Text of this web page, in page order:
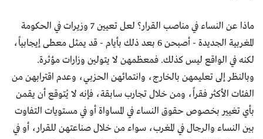
ماذا عن النساء في مناصب القرار؟ لعل تعيين 7 وزيرات في الحكومة
المغربية الجديدة - أصبحن 6 بعد ذلك بأيام - قد يمثل معطى إيجابياً،
لكنه في الواقع ليس كذلك. فمعظمهن لا يتولين وزارات مؤثرة.
وبالنظر إلى تعليمهن بالخارج، وانتمائهن الحزبي، وعدم اقترابهن من
الفئات الأكثر فقراً، ومن خلال تجارب سابقة، فإنه لا يُتوقع أن يقمن
بأي تغيير بخصوص حقوق النساء في المساواة أو في مستويات التفاوت
بين النساء والرجال في المغرب، سواء من خلال صناعتهن للقرار، أو في